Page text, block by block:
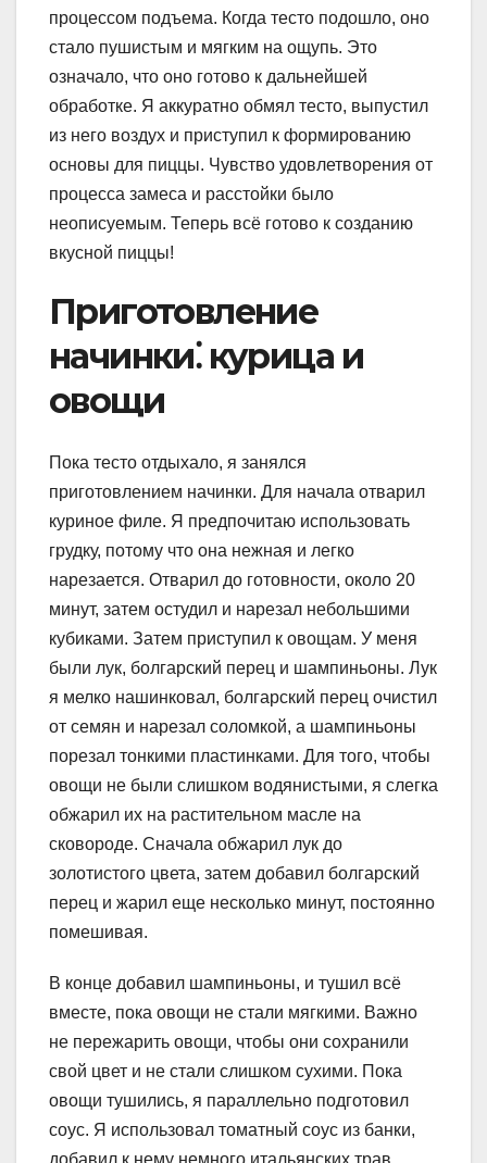
процессом подъема. Когда тесто подошло, оно
стало пушистым и мягким на ощупь. Это
означало, что оно готово к дальнейшей
обработке. Я аккуратно обмял тесто, выпустил
из него воздух и приступил к формированию
основы для пиццы. Чувство удовлетворения от
процесса замеса и расстойки было
неописуемым. Теперь всё готово к созданию
вкусной пиццы!
Приготовление
начинки⁚ курица и
овощи
Пока тесто отдыхало, я занялся
приготовлением начинки. Для начала отварил
куриное филе. Я предпочитаю использовать
грудку, потому что она нежная и легко
нарезается. Отварил до готовности, около 20
минут, затем остудил и нарезал небольшими
кубиками. Затем приступил к овощам. У меня
были лук, болгарский перец и шампиньоны. Лук
я мелко нашинковал, болгарский перец очистил
от семян и нарезал соломкой, а шампиньоны
порезал тонкими пластинками. Для того, чтобы
овощи не были слишком водянистыми, я слегка
обжарил их на растительном масле на
сковороде. Сначала обжарил лук до
золотистого цвета, затем добавил болгарский
перец и жарил еще несколько минут, постоянно
помешивая.
В конце добавил шампиньоны, и тушил всё
вместе, пока овощи не стали мягкими. Важно
не пережарить овощи, чтобы они сохранили
свой цвет и не стали слишком сухими. Пока
овощи тушились, я параллельно подготовил
соус. Я использовал томатный соус из банки,
добавил к нему немного итальянских трав